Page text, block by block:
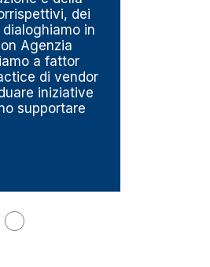
dei
in
Agenzia
a fattor
di vendor
iniziative
supportare